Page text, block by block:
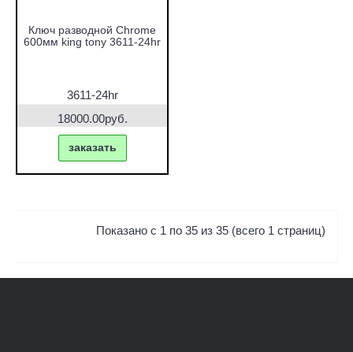
Ключ разводной Chrome
600мм king tony 3611-24hr
3611-24hr
18000.00руб.
заказать
Показано с 1 по 35 из 35 (всего 1 страниц)